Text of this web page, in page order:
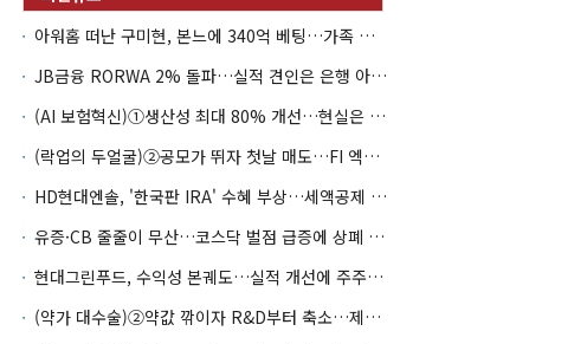
아워홈 떠난 구미현, 본느에 340억 베팅…가족 지배체제 구축
JB금융 RORWA 2% 돌파…실적 견인은 은행 아닌 캐피탈
(AI 보험혁신)①생산성 최대 80% 개선…현실은 '실행 격차'
(락업의 두얼굴)②공모가 뛰자 첫날 매도…FI 엑시트 전략 갈렸다
HD현대엔솔, '한국판 IRA' 수혜 부상…세액공제 선택이 변수
유증·CB 줄줄이 무산…코스닥 벌점 급증에 상폐 압박
현대그린푸드, 수익성 본궤도…실적 개선에 주주환원까지
(약가 대수술)②약값 깎이자 R&D부터 축소…제약업계 비상경영 돌입